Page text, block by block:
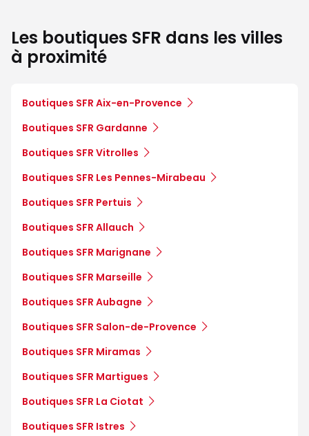
Les boutiques SFR dans les villes
à proximité
Boutiques SFR Aix-en-Provence
Boutiques SFR Gardanne
Boutiques SFR Vitrolles
Boutiques SFR Les Pennes-Mirabeau
Boutiques SFR Pertuis
Boutiques SFR Allauch
Boutiques SFR Marignane
Boutiques SFR Marseille
Boutiques SFR Aubagne
Boutiques SFR Salon-de-Provence
Boutiques SFR Miramas
Boutiques SFR Martigues
Boutiques SFR La Ciotat
Boutiques SFR Istres